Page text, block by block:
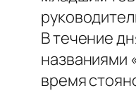
В течение
названиями
время